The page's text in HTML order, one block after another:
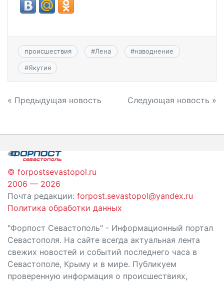
происшествия #Лена #наводнение
#Якутия
Навигация
записям
« Предыдущая новость Следующая новость »
© forpostsevastopol.ru
2006 — 2026
Почта редакции: forpost.sevastopol@yandex.ru
Политика обработки данных
"Форпост Севастополь" - Информационный портал
Севастополя. На сайте всегда актуальная лента
свежих новостей и событий последнего часа в
Севастополе, Крыму и в мире. Публикуем
проверенную информация о происшествиях,